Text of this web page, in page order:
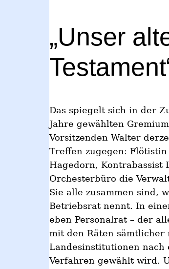
„Unser
Das spiegelt sich in der
Jahre gewählten
Vorsitzenden Walter
Treffen zugegen:
Hagedorn, Kontrabassist
Orchesterbüro die
Sie alle zusammen sind,
Betriebsrat nennt. In
eben Personalrat – der
mit den Räten
Landesinstitutionen
Verfahren gewählt wird.